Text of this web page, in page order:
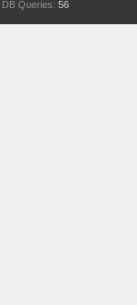
DB Queries: 56